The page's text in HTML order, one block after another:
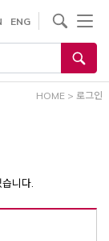
ENG
HOME > 로그인
니다.